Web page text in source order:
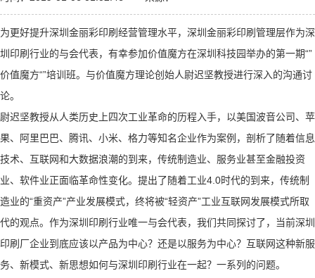
为更好提升深圳金丽彩印刷经营管理水平，深圳金丽彩印刷管理层作为深
圳印刷行业的与会代表，有幸参加价值魔方在深圳科技园举办的第一期“”
价值魔方“”培训班。与价值魔方理论创始人尉迟坚教授进行深入的沟通讨
论。
尉迟坚教授从人类历史上四次工业革命的历程入手，以美国波音公司、苹
果、阿里巴巴、腾讯、小米、格力等知名企业作为案例，剖析了随着信息
技术、互联网和大数据浪潮的到来，传统制造业、服务业甚至金融投资
业、软件业正面临革命性变化。提出了随着工业4.0时代的到来，传统制
造业的“重资产”产业发展模式，终将被“轻资产”工业互联网发展模式所取
代的观点。作为深圳印刷行业唯一与会代表，我们共同探讨了，当前深圳
印刷厂企业到底应该以产品为中心？还是以服务为中心？互联网这种新服
务、新模式、新思想如何与深圳印刷行业在一起？一系列的问题。